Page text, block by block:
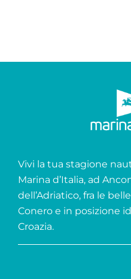
Vivi la tua stagione
Marina d’Italia, ad
dell’Adriatico, fra le
Conero e in posizione
Croazia.